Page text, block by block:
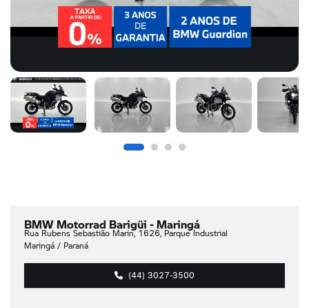
BMW Motorrad Barigüi - Maringá
Rua Rubens Sebastião Marin, 1626, Parque Industrial
Maringá / Paraná
(44) 3027-3500